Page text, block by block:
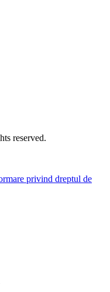
reserved.
privind dreptul de